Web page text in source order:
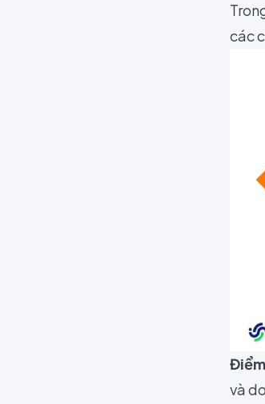
các
và